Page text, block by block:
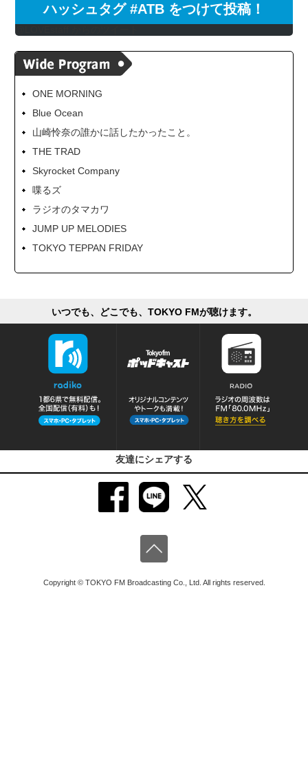
ハッシュタグ #ATB をつけて投稿！
ONE MORNING
Blue Ocean
山崎怜奈の誰かに話したかったこと。
THE TRAD
Skyrocket Company
喋るズ
ラジオのタマカワ
JUMP UP MELODIES
TOKYO TEPPAN FRIDAY
いつでも、どこでも、TOKYO FMが聴けます。
友達にシェアする
Copyright © TOKYO FM Broadcasting Co., Ltd. All rights reserved.